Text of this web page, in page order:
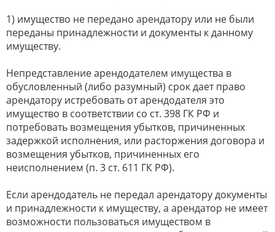
1) имущество не передано арендатору или не были
переданы принадлежности и документы к данному
имуществу.
Непредставление арендодателем имущества в
обусловленный (либо разумный) срок дает право
арендатору истребовать от арендодателя это
имущество в соответствии со ст. 398 ГК РФ и
потребовать возмещения убытков, причиненных
задержкой исполнения, или расторжения договора и
возмещения убытков, причиненных его
неисполнением (п. 3 ст. 611 ГК РФ).
Если арендодатель не передал арендатору документы
и принадлежности к имуществу, а арендатор не имеет
возможности пользоваться имуществом в